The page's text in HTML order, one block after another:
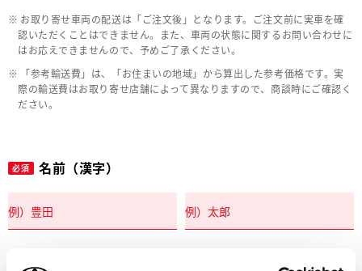
お取り寄せ車両の配送は「ご注文後」となります。ご注文前に実車を確
認いただくことはできません。また、車両の状態に関するお問い合わせに
はお応えできませんので、予めご了承ください。
「参考輸送費」は、「お住まいの地域」から算出した参考価格です。実
際の輸送費はお取り寄せ店舗によって異なりますので、商談時にご確認く
ださい。
必須 名前（漢字）